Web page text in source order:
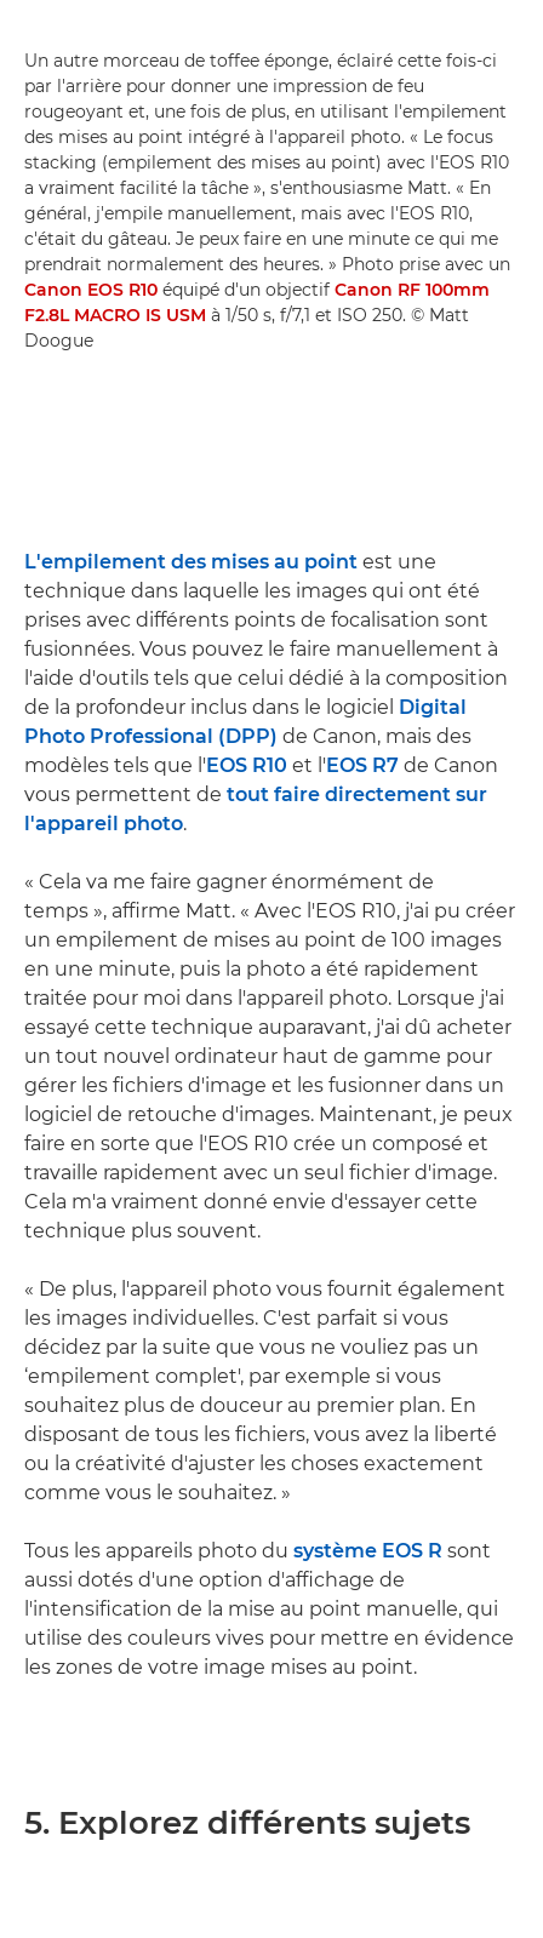
Un autre morceau de toffee éponge, éclairé cette fois-ci
par l'arrière pour donner une impression de feu
rougeoyant et, une fois de plus, en utilisant l'empilement
des mises au point intégré à l'appareil photo. « Le focus
stacking (empilement des mises au point) avec l'EOS R10
a vraiment facilité la tâche », s'enthousiasme Matt. « En
général, j'empile manuellement, mais avec l'EOS R10,
c'était du gâteau. Je peux faire en une minute ce qui me
prendrait normalement des heures. » Photo prise avec un
Canon EOS R10 équipé d'un objectif Canon RF 100mm
F2.8L MACRO IS USM à 1/50 s, f/7,1 et ISO 250. © Matt
Doogue
L'empilement des mises au point est une
technique dans laquelle les images qui ont été
prises avec différents points de focalisation sont
fusionnées. Vous pouvez le faire manuellement à
l'aide d'outils tels que celui dédié à la composition
de la profondeur inclus dans le logiciel Digital
Photo Professional (DPP) de Canon, mais des
modèles tels que l'EOS R10 et l'EOS R7 de Canon
vous permettent de tout faire directement sur
l'appareil photo.
« Cela va me faire gagner énormément de
temps », affirme Matt. « Avec l'EOS R10, j'ai pu créer
un empilement de mises au point de 100 images
en une minute, puis la photo a été rapidement
traitée pour moi dans l'appareil photo. Lorsque j'ai
essayé cette technique auparavant, j'ai dû acheter
un tout nouvel ordinateur haut de gamme pour
gérer les fichiers d'image et les fusionner dans un
logiciel de retouche d'images. Maintenant, je peux
faire en sorte que l'EOS R10 crée un composé et
travaille rapidement avec un seul fichier d'image.
Cela m'a vraiment donné envie d'essayer cette
technique plus souvent.
« De plus, l'appareil photo vous fournit également
les images individuelles. C'est parfait si vous
décidez par la suite que vous ne vouliez pas un
‘empilement complet', par exemple si vous
souhaitez plus de douceur au premier plan. En
disposant de tous les fichiers, vous avez la liberté
ou la créativité d'ajuster les choses exactement
comme vous le souhaitez. »
Tous les appareils photo du système EOS R sont
aussi dotés d'une option d'affichage de
l'intensification de la mise au point manuelle, qui
utilise des couleurs vives pour mettre en évidence
les zones de votre image mises au point.
5. Explorez différents sujets